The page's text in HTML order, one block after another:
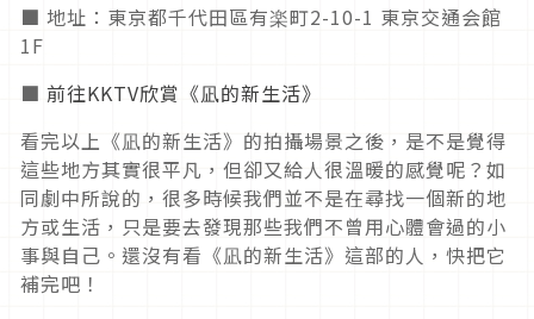
■ 地址：東京都千代田區有楽町2-10-1 東京交通会館
1F
■ 前往KKTV欣賞《凪的新生活》
看完以上《凪的新生活》的拍攝場景之後，是不是覺得
這些地方其實很平凡，但卻又給人很溫暖的感覺呢？如
同劇中所說的，很多時候我們並不是在尋找一個新的地
方或生活，只是要去發現那些我們不曾用心體會過的小
事與自己。還沒有看《凪的新生活》這部的人，快把它
補完吧！